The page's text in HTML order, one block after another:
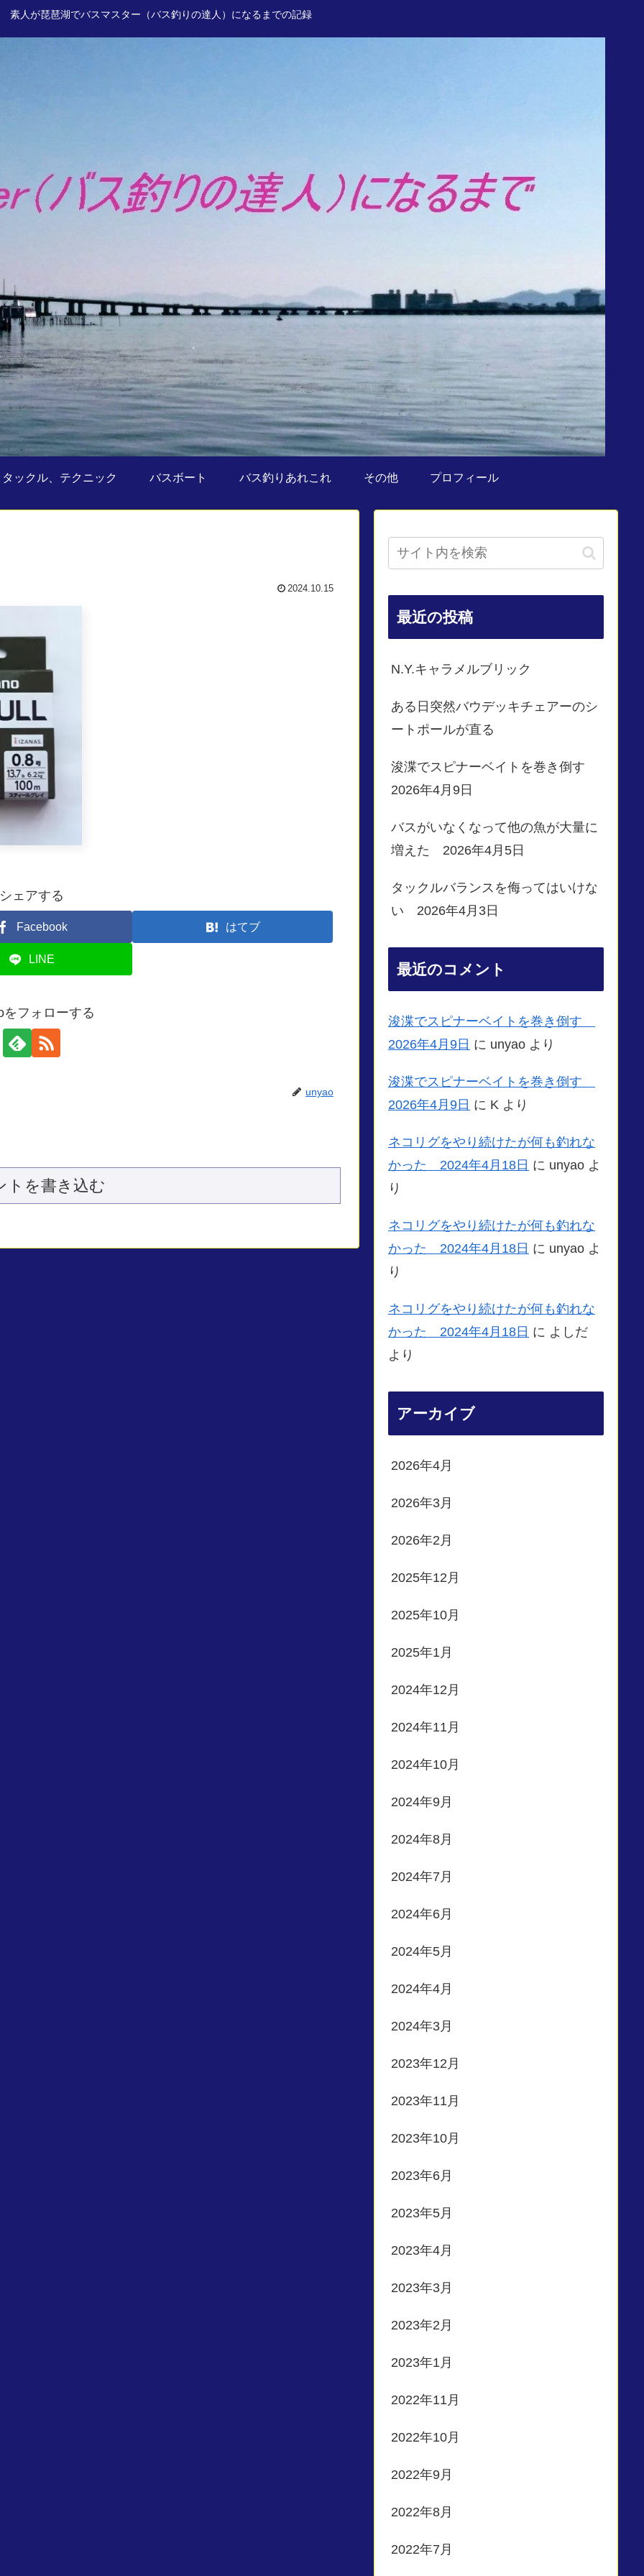
素人が琵琶湖でバスマスター（バス釣りの達人）になるまでの記録
タックル、テクニック バスボート バス釣りあれこれ その他 プロフィール
2024.10.15
シェアする
Facebook はてブ
LINE
をフォローする
unyao
トを書き込む
最近の投稿
N.Y.キャラメルブリック
ある日突然バウデッキチェアーのシ
ートポールが直る
浚渫でスピナーベイトを巻き倒す
2026年4月9日
バスがいなくなって他の魚が大量に
増えた 2026年4月5日
タックルバランスを侮ってはいけな
い 2026年4月3日
最近のコメント
浚渫でスピナーベイトを巻き倒す
2026年4月9日 に unyao より
浚渫でスピナーベイトを巻き倒す
2026年4月9日 に K より
ネコリグをやり続けたが何も釣れな
かった 2024年4月18日 に unyao よ
り
ネコリグをやり続けたが何も釣れな
かった 2024年4月18日 に unyao よ
り
ネコリグをやり続けたが何も釣れな
かった 2024年4月18日 に よしだ
より
アーカイブ
2026年4月
2026年3月
2026年2月
2025年12月
2025年10月
2025年1月
2024年12月
2024年11月
2024年10月
2024年9月
2024年8月
2024年7月
2024年6月
2024年5月
2024年4月
2024年3月
2023年12月
2023年11月
2023年10月
2023年6月
2023年5月
2023年4月
2023年3月
2023年2月
2023年1月
2022年11月
2022年10月
2022年9月
2022年8月
2022年7月